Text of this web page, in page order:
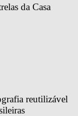
da Casa
reutilizável